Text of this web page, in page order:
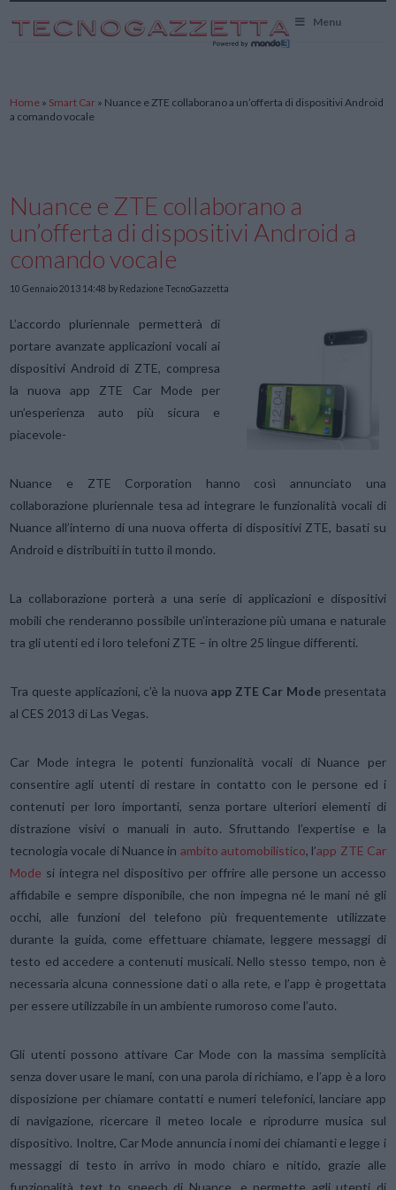
Menu
Home » Smart Car » Nuance e ZTE collaborano a un’offerta di dispositivi Android
a comando vocale
Nuance e ZTE collaborano a
un’offerta di dispositivi Android a
comando vocale
10 Gennaio 2013 14:48 by Redazione TecnoGazzetta
L’accordo pluriennale permetterà di
portare avanzate applicazioni vocali ai
dispositivi Android di ZTE, compresa
la nuova app ZTE Car Mode per
un’esperienza auto più sicura e
piacevole-
Nuance e ZTE Corporation hanno così annunciato una
collaborazione pluriennale tesa ad integrare le funzionalità vocali di
Nuance all’interno di una nuova offerta di dispositivi ZTE, basati su
Android e distribuiti in tutto il mondo.
La collaborazione porterà a una serie di applicazioni e dispositivi
mobili che renderanno possibile un’interazione più umana e naturale
tra gli utenti ed i loro telefoni ZTE – in oltre 25 lingue differenti.
Tra queste applicazioni, c’è la nuova app ZTE Car Mode presentata
al CES 2013 di Las Vegas.
Car Mode integra le potenti funzionalità vocali di Nuance per
consentire agli utenti di restare in contatto con le persone ed i
contenuti per loro importanti, senza portare ulteriori elementi di
distrazione visivi o manuali in auto. Sfruttando l’expertise e la
tecnologia vocale di Nuance in ambito automobilistico, l’app ZTE Car
Mode si integra nel dispositivo per offrire alle persone un accesso
affidabile e sempre disponibile, che non impegna né le mani né gli
occhi, alle funzioni del telefono più frequentemente utilizzate
durante la guida, come effettuare chiamate, leggere messaggi di
testo ed accedere a contenuti musicali. Nello stesso tempo, non è
necessaria alcuna connessione dati o alla rete, e l’app è progettata
per essere utilizzabile in un ambiente rumoroso come l’auto.
Gli utenti possono attivare Car Mode con la massima semplicità
senza dover usare le mani, con una parola di richiamo, e l’app è a loro
disposizione per chiamare contatti e numeri telefonici, lanciare app
di navigazione, ricercare il meteo locale e riprodurre musica sul
dispositivo. Inoltre, Car Mode annuncia i nomi dei chiamanti e legge i
messaggi di testo in arrivo in modo chiaro e nitido, grazie alle